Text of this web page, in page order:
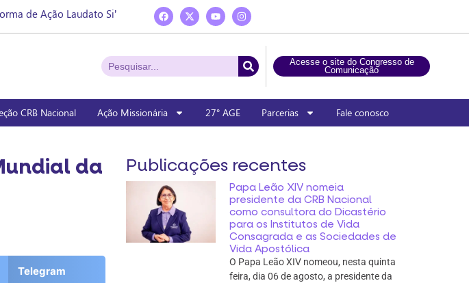
de Ação Laudato Si’
Acesse o site do Congresso de
Comunicação
CRB Nacional Ação Missionária 27° AGE Parcerias Fale conosco
da
Telegram
Publicações recentes
Papa Leão XIV nomeia
presidente da CRB Nacional
como consultora do Dicastério
para os Institutos de Vida
Consagrada e as Sociedades de
Vida Apostólica
O Papa Leão XIV nomeou, nesta quinta
feira, dia 06 de agosto, a presidente da